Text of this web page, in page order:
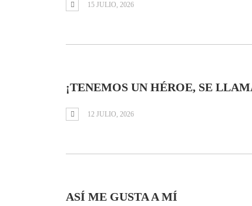
15 JULIO, 2026
¡TENEMOS UN HÉROE, SE
12 JULIO, 2026
ASÍ ME GUSTA A MÍ